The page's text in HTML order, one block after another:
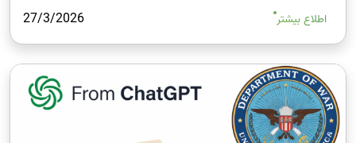
اطلاع بیشتر 27/3/2026